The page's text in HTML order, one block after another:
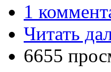
1
Читать
6655